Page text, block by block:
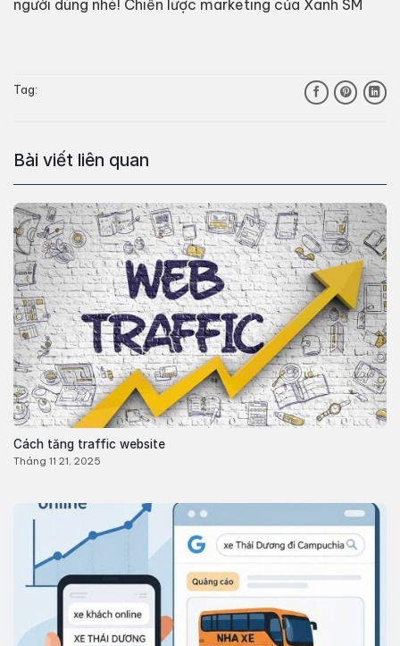
người dùng nhé! Chiến lược marketing của Xanh SM
Tag:
Bài viết liên quan
Cách tăng traffic website
Tháng 11 21, 2025